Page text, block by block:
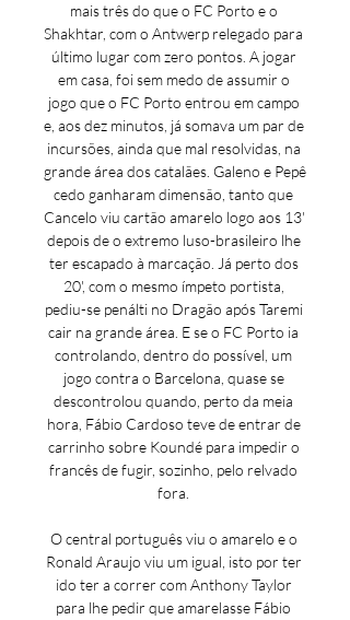
mais três do que o FC Porto e o
Shakhtar, com o Antwerp relegado para
último lugar com zero pontos. A jogar
em casa, foi sem medo de assumir o
jogo que o FC Porto entrou em campo
e, aos dez minutos, já somava um par de
incursões, ainda que mal resolvidas, na
grande área dos catalães. Galeno e Pepê
cedo ganharam dimensão, tanto que
Cancelo viu cartão amarelo logo aos 13'
depois de o extremo luso-brasileiro lhe
ter escapado à marcação. Já perto dos
20', com o mesmo ímpeto portista,
pediu-se penálti no Dragão após Taremi
cair na grande área. E se o FC Porto ia
controlando, dentro do possível, um
jogo contra o Barcelona, quase se
descontrolou quando, perto da meia
hora, Fábio Cardoso teve de entrar de
carrinho sobre Koundé para impedir o
francês de fugir, sozinho, pelo relvado
fora.
O central português viu o amarelo e o
Ronald Araujo viu um igual, isto por ter
ido ter a correr com Anthony Taylor
para lhe pedir que amarelasse Fábio